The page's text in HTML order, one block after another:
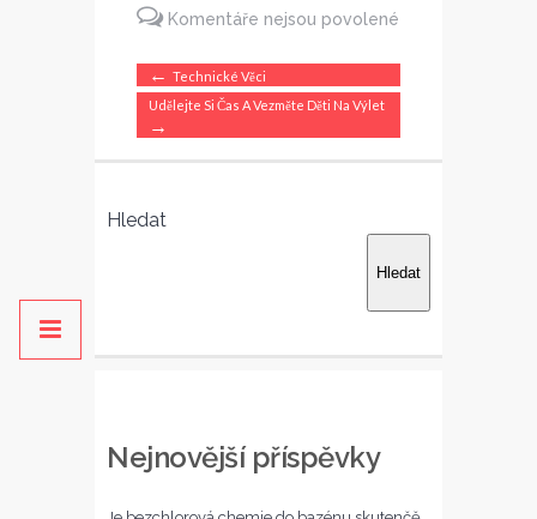
Komentáře nejsou povolené
textu
názvem
a
← Technické Věci
Udělejte Si Čas A Vezměte Děti Na Výlet
→
Hledat
Hledat
Nejnovější příspěvky